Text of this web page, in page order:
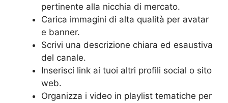
pertinente alla nicchia di mercato.
Carica immagini di alta qualità per avatar
e banner.
Scrivi una descrizione chiara ed esaustiva
del canale.
Inserisci link ai tuoi altri profili social o sito
web.
Organizza i video in playlist tematiche per